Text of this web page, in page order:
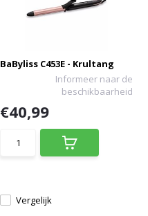
BaByliss C453E - Krultang
Vergelijk
Informeer naar de
beschikbaarheid
€40,99